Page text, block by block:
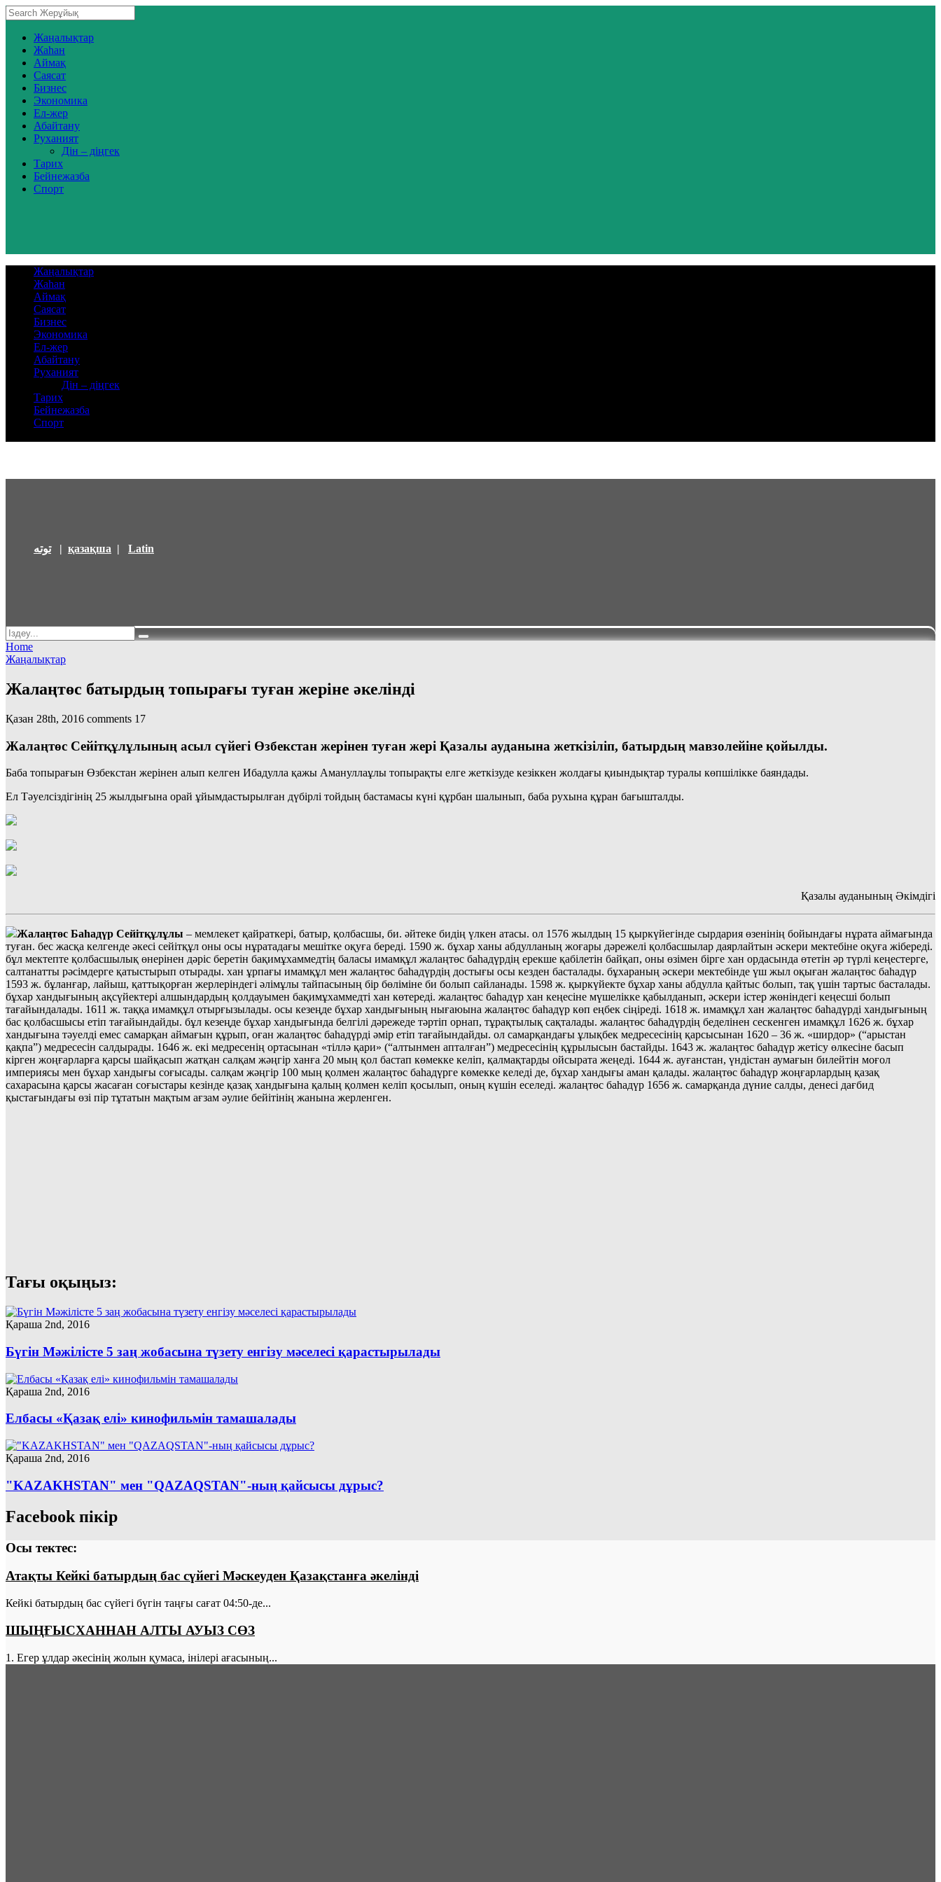
Жаңалықтар
Жаһан
Аймақ
Саясат
Бизнес
Экономика
Ел-жер
Абайтану
Руханият
Дін – діңгек
Тарих
Бейнежазба
Спорт
Жаңалықтар
Жаһан
Аймақ
Саясат
Бизнес
Экономика
Ел-жер
Абайтану
Руханият
Дін – діңгек
Тарих
Бейнежазба
Спорт
توتە| қазақша | Latin
Home
Жаңалықтар
Жалаңтөс батырдың топырағы туған жеріне әкелінді
Қазан 28th, 2016 comments 17
Жалаңтөс Сейітқұлұлының асыл сүйегі Өзбекстан жерінен туған жері Қазалы ауданына жеткізіліп, батырдың мавзолейіне қойылды.
Баба топырағын Өзбекстан жерінен алып келген Ибадулла қажы Амануллаұлы топырақты елге жеткізуде кезіккен жолдағы қиындықтар туралы көпшілікке баяндады.
Ел Тәуелсіздігінің 25 жылдығына орай ұйымдастырылған дүбірлі тойдың бастамасы күні құрбан шалынып, баба рухына құран бағышталды.
Қазалы ауданының Әкімдігі
Жалаңтөс Баһадүр Сейітқұлұлы – мемлекет қайраткері, батыр, қолбасшы, би. әйтеке бидің үлкен атасы. ол 1576 жылдың 15 қыркүйегінде сырдария өзенінің бойындағы нұрата аймағында
туған. бес жасқа келгенде әкесі сейітқұл оны осы нұратадағы мешітке оқуға береді. 1590 ж. бұхар ханы абдулланың жоғары дәрежелі қолбасшылар даярлайтын әскери мектебіне оқуға жібереді.
бұл мектепте қолбасшылық өнерінен дәріс беретін бақимұхаммедтің баласы имамқұл жалаңтөс баһадүрдің ерекше қабілетін байқап, оны өзімен бірге хан ордасында өтетін әр түрлі кеңестерге,
салтанатты рәсімдерге қатыстырып отырады. хан ұрпағы имамқұл мен жалаңтөс баһадүрдің достығы осы кезден басталады. бұхараның әскери мектебінде үш жыл оқыған жалаңтөс баһадүр
1593 ж. бұланғар, лайыш, қаттықорған жерлеріндегі әлімұлы тайпасының бір бөліміне би болып сайланады. 1598 ж. қыркүйекте бұхар ханы абдулла қайтыс болып, тақ үшін тартыс басталады.
бұхар хандығының ақсүйектері алшындардың қолдауымен бақимұхаммедті хан көтереді. жалаңтөс баһадүр хан кеңесіне мүшелікке қабылданып, әскери істер жөніндегі кеңесші болып
тағайындалады. 1611 ж. таққа имамқұл отырғызылады. осы кезеңде бұхар хандығының нығаюына жалаңтөс баһадүр көп еңбек сіңіреді. 1618 ж. имамқұл хан жалаңтөс баһадүрді хандығының
бас қолбасшысы етіп тағайындайды. бұл кезеңде бұхар хандығында белгілі дәрежеде тәртіп орнап, тұрақтылық сақталады. жалаңтөс баһадүрдің беделінен сескенген имамқұл 1626 ж. бұхар
хандығына тәуелді емес самарқан аймағын құрып, оған жалаңтөс баһадүрді әмір етіп тағайындайды. ол самарқандағы ұлықбек медресесінің қарсысынан 1620 – 36 ж. «ширдор» (“арыстан
қақпа”) медресесін салдырады. 1646 ж. екі медресенің ортасынан «тіллә қари» (“алтынмен апталған”) медресесінің құрылысын бастайды. 1643 ж. жалаңтөс баһадүр жетісу өлкесіне басып
кірген жоңғарларға қарсы шайқасып жатқан салқам жәңгір ханға 20 мың қол бастап көмекке келіп, қалмақтарды ойсырата жеңеді. 1644 ж. ауғанстан, үндістан аумағын билейтін моғол
империясы мен бұхар хандығы соғысады. салқам жәңгір 100 мың қолмен жалаңтөс баһадүрге көмекке келеді де, бұхар хандығы аман қалады. жалаңтөс баһадүр жоңғарлардың қазақ
сахарасына қарсы жасаған соғыстары кезінде қазақ хандығына қалың қолмен келіп қосылып, оның күшін еселеді. жалаңтөс баһадүр 1656 ж. самарқанда дүние салды, денесі дағбид
қыстағындағы өзі пір тұтатын мақтым ағзам әулие бейітінің жанына жерленген.
Тағы оқыңыз:
Қараша 2nd, 2016
Бүгін Мәжілісте 5 заң жобасына түзету енгізу мәселесі қарастырылады
Қараша 2nd, 2016
Елбасы «Қазақ елі» кинофильмін тамашалады
Қараша 2nd, 2016
"KAZAKHSTAN" мен "QAZAQSTAN"-ның қайсысы дұрыс?
Facebook пікір
Осы тектес:
Атақты Кейкі батырдың бас сүйегі Мәскеуден Қазақстанға әкелінді
Кейкі батырдың бас сүйегі бүгін таңғы сағат 04:50-де...
ШЫҢҒЫСХАННАН АЛТЫ АУЫЗ СӨЗ
1. Егер ұлдар әкесінің жолын қумаса, інілері ағасының...